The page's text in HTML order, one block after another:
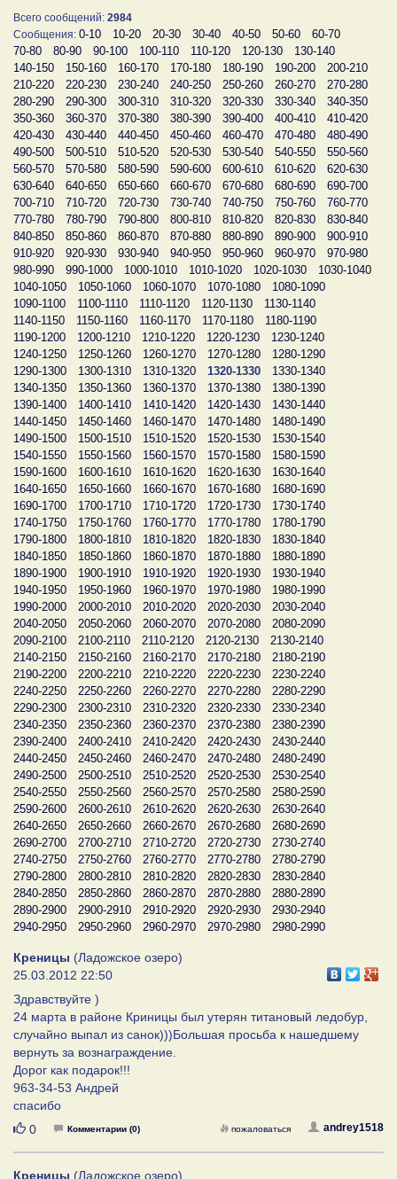
Всего сообщений: 2984
Сообщения: 0-10 10-20 20-30 30-40 40-50 50-60
60-70
70-80
80-90 90-100 100-110 110-120 120-130
130-140
140-150
150-160 160-170 170-180 180-190 190-200
200-210
210-220
220-230 230-240 240-250 250-260 260-270
270-280
280-290
290-300 300-310 310-320 320-330 330-340
340-350
350-360
360-370 370-380 380-390 390-400 400-410
410-420
420-430
430-440 440-450 450-460 460-470 470-480
480-490
490-500
500-510 510-520 520-530 530-540 540-550
550-560
560-570
570-580 580-590 590-600 600-610 610-620
620-630
630-640
640-650 650-660 660-670 670-680 680-690
690-700
700-710
710-720 720-730 730-740 740-750 750-760
760-770
770-780
780-790 790-800 800-810 810-820 820-830
830-840
840-850
850-860 860-870 870-880 880-890 890-900
900-910
910-920
920-930 930-940 940-950 950-960 960-970
970-980
980-990
990-1000 1000-1010 1010-1020 1020-1030
1030-1040
1040-1050
1050-1060 1060-1070 1070-1080
1080-1090
1090-1100
1100-1110 1110-1120 1120-1130
1130-1140
1140-1150
1150-1160 1160-1170 1170-1180
1180-1190
1190-1200
1200-1210 1210-1220 1220-1230
1230-1240
1240-1250
1250-1260 1260-1270 1270-1280
1280-1290
1290-1300
1300-1310 1310-1320 1320-1330
1330-1340
1340-1350
1350-1360 1360-1370 1370-1380
1380-1390
1390-1400
1400-1410 1410-1420 1420-1430
1430-1440
1440-1450
1450-1460 1460-1470 1470-1480
1480-1490
1490-1500
1500-1510 1510-1520 1520-1530
1530-1540
1540-1550
1550-1560 1560-1570 1570-1580
1580-1590
1590-1600
1600-1610 1610-1620 1620-1630
1630-1640
1640-1650
1650-1660 1660-1670 1670-1680
1680-1690
1690-1700
1700-1710 1710-1720 1720-1730
1730-1740
1740-1750
1750-1760 1760-1770 1770-1780
1780-1790
1790-1800
1800-1810 1810-1820 1820-1830
1830-1840
1840-1850
1850-1860 1860-1870 1870-1880
1880-1890
1890-1900
1900-1910 1910-1920 1920-1930
1930-1940
1940-1950
1950-1960 1960-1970 1970-1980
1980-1990
1990-2000
2000-2010 2010-2020 2020-2030
2030-2040
2040-2050
2050-2060 2060-2070 2070-2080
2080-2090
2090-2100
2100-2110 2110-2120 2120-2130
2130-2140
2140-2150
2150-2160 2160-2170 2170-2180
2180-2190
2190-2200
2200-2210 2210-2220 2220-2230
2230-2240
2240-2250
2250-2260 2260-2270 2270-2280
2280-2290
2290-2300
2300-2310 2310-2320 2320-2330
2330-2340
2340-2350
2350-2360 2360-2370 2370-2380
2380-2390
2390-2400
2400-2410 2410-2420 2420-2430
2430-2440
2440-2450
2450-2460 2460-2470 2470-2480
2480-2490
2490-2500
2500-2510 2510-2520 2520-2530
2530-2540
2540-2550
2550-2560 2560-2570 2570-2580
2580-2590
2590-2600
2600-2610 2610-2620 2620-2630
2630-2640
2640-2650
2650-2660 2660-2670 2670-2680
2680-2690
2690-2700
2700-2710 2710-2720 2720-2730
2730-2740
2740-2750
2750-2760 2760-2770 2770-2780
2780-2790
2790-2800
2800-2810 2810-2820 2820-2830
2830-2840
2840-2850
2850-2860 2860-2870 2870-2880
2880-2890
2890-2900
2900-2910 2910-2920 2920-2930
2930-2940
2940-2950
2950-2960 2960-2970 2970-2980 2980-2990
Креницы (Ладожское озеро)
25.03.2012 22:50
Здравствуйте )
24 марта в районе Криницы был утерян титановый ледобур,
случайно выпал из санок)))Большая просьба к нашедшему
вернуть за вознаграждение.
Дорог как подарок!!!
963-34-53 Андрей
спасибо
Нравится
0 Комментарии (0) andrey1518
пожаловаться
Креницы (Ладожское озеро)